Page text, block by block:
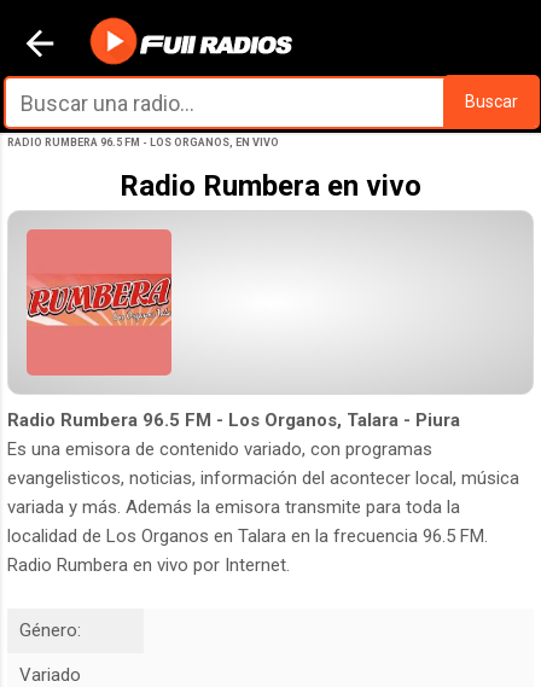
Ir al contenido principal
Buscar
RADIO RUMBERA 96.5 FM - LOS ORGANOS, EN VIVO
Radio Rumbera en vivo
Radio Rumbera 96.5 FM - Los Organos, Talara - Piura
Es una emisora de contenido variado, con programas
evangelisticos, noticias, información del acontecer local, música
variada y más. Además la emisora transmite para toda la
localidad de Los Organos en Talara en la frecuencia 96.5 FM.
Radio Rumbera en vivo por Internet.
Género:
Variado